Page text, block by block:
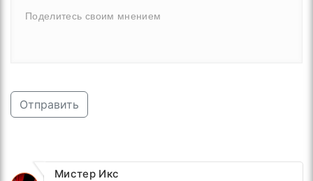
Отправить
Мистер Икс